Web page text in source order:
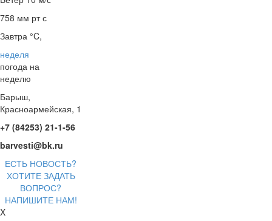
758 мм рт с
Завтра °C,
неделя
погода на
неделю
Барыш,
Красноармейская, 1
+7 (84253) 21-1-56
barvesti@bk.ru
ЕСТЬ НОВОСТЬ?
ХОТИТЕ ЗАДАТЬ
ВОПРОС?
НАПИШИТЕ НАМ!
X